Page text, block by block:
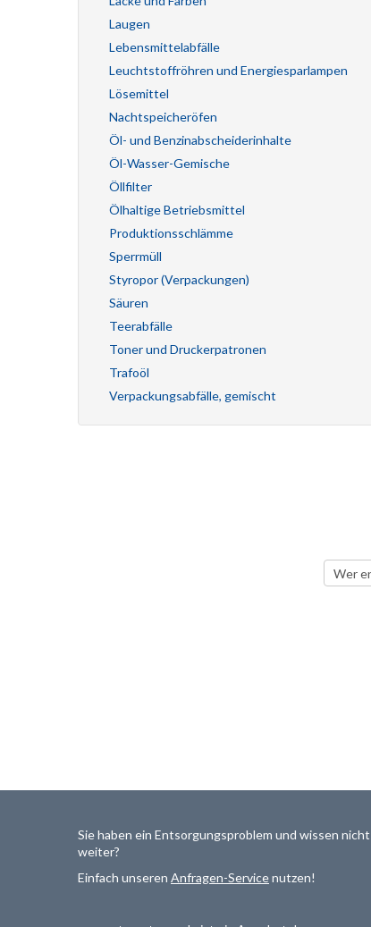
Laugen
Lebensmittelabfälle
Leuchtstoffröhren und Energiesparlampen
Lösemittel
Nachtspeicheröfen
Öl- und Benzinabscheiderinhalte
Öl-Wasser-Gemische
Öllfilter
Ölhaltige Betriebsmittel
Produktionsschlämme
Sperrmüll
Styropor (Verpackungen)
Säuren
Teerabfälle
Toner und Druckerpatronen
Trafoöl
Verpackungsabfälle, gemischt
Sie haben ein Entsorgungsproblem und wissen nicht
weiter?
Einfach unseren Anfragen-Servicenutzen!